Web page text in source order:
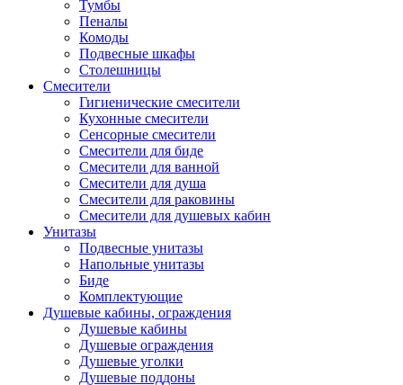
Тумбы
Пеналы
Комоды
Подвесные шкафы
Столешницы
Смесители
Гигиенические смесители
Кухонные смесители
Сенсорные смесители
Смесители для биде
Смесители для ванной
Смесители для душа
Смесители для раковины
Смесители для душевых кабин
Унитазы
Подвесные унитазы
Напольные унитазы
Биде
Комплектующие
Душевые кабины, ограждения
Душевые кабины
Душевые ограждения
Душевые уголки
Душевые поддоны